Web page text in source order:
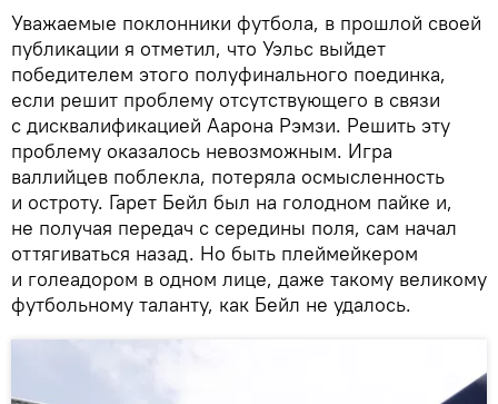
Уважаемые поклонники футбола, в прошлой своей
публикации я отметил, что Уэльс выйдет
победителем этого полуфинального поединка,
если решит проблему отсутствующего в связи
с дисквалификацией Аарона Рэмзи. Решить эту
проблему оказалось невозможным. Игра
валлийцев поблекла, потеряла осмысленность
и остроту. Гарет Бейл был на голодном пайке и,
не получая передач с середины поля, сам начал
оттягиваться назад. Но быть плеймейкером
и голеадором в одном лице, даже такому великому
футбольному таланту, как Бейл не удалось.